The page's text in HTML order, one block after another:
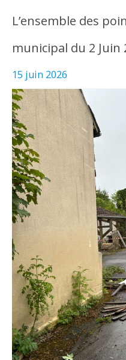
L’ensemble des
municipal du 2 Juin
15 juin 2026